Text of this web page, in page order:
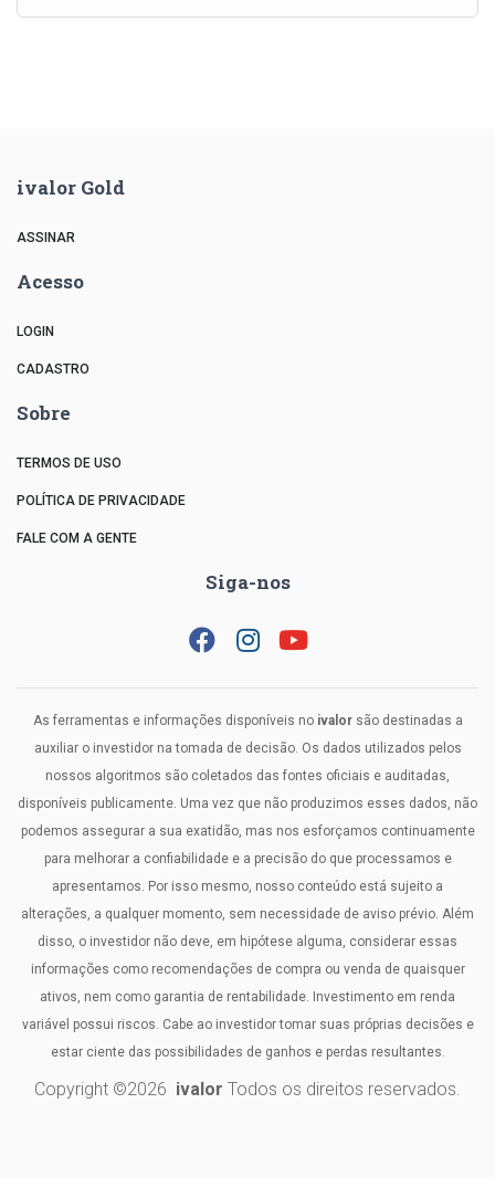
ivalor Gold
ASSINAR
Acesso
LOGIN
CADASTRO
Sobre
TERMOS DE USO
POLÍTICA DE PRIVACIDADE
FALE COM A GENTE
Siga-nos
As ferramentas e informações disponíveis no ivalorsão destinadas a
auxiliar o investidor na tomada de decisão. Os dados utilizados pelos
nossos algoritmos são coletados das fontes oficiais e auditadas,
disponíveis publicamente. Uma vez que não produzimos esses dados, não
podemos assegurar a sua exatidão, mas nos esforçamos continuamente
para melhorar a confiabilidade e a precisão do que processamos e
apresentamos. Por isso mesmo, nosso conteúdo está sujeito a
alterações, a qualquer momento, sem necessidade de aviso prévio. Além
disso, o investidor não deve, em hipótese alguma, considerar essas
informações como recomendações de compra ou venda de quaisquer
ativos, nem como garantia de rentabilidade. Investimento em renda
variável possui riscos. Cabe ao investidor tomar suas próprias decisões e
estar ciente das possibilidades de ganhos e perdas resultantes.
Copyright ©2026 ivalor Todos os direitos reservados.